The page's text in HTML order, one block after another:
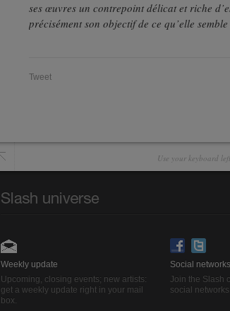
ses œuvres un contrepoint délicat et riche
précisément son objectif de ce qu’elle
Tweet
Use your keyboard
Weekly update
Upcoming, closing events; new artists:
get a weekly update right in your mail
box.
Social networks
Join the Slash
social networks.